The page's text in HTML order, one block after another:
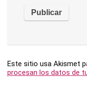
Este sitio usa Akismet
procesan los datos de